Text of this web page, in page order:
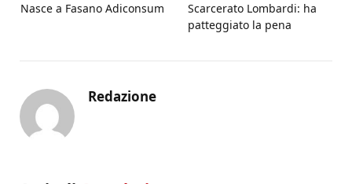
Nasce a Fasano Adiconsum
Scarcerato Lombardi: ha
patteggiato la pena
Redazione